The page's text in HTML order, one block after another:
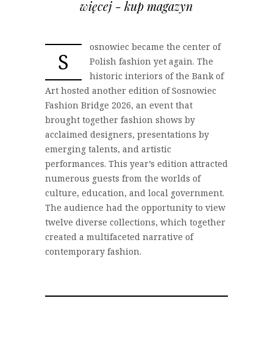
więcej - kup magazyn
S
osnowiec became the center of
Polish fashion yet again. The
historic interiors of the Bank of
Art hosted another edition of Sosnowiec
Fashion Bridge 2026, an event that
brought together fashion shows by
acclaimed designers, presentations by
emerging talents, and artistic
performances. This year’s edition attracted
numerous guests from the worlds of
culture, education, and local government.
The audience had the opportunity to view
twelve diverse collections, which together
created a multifaceted narrative of
contemporary fashion.